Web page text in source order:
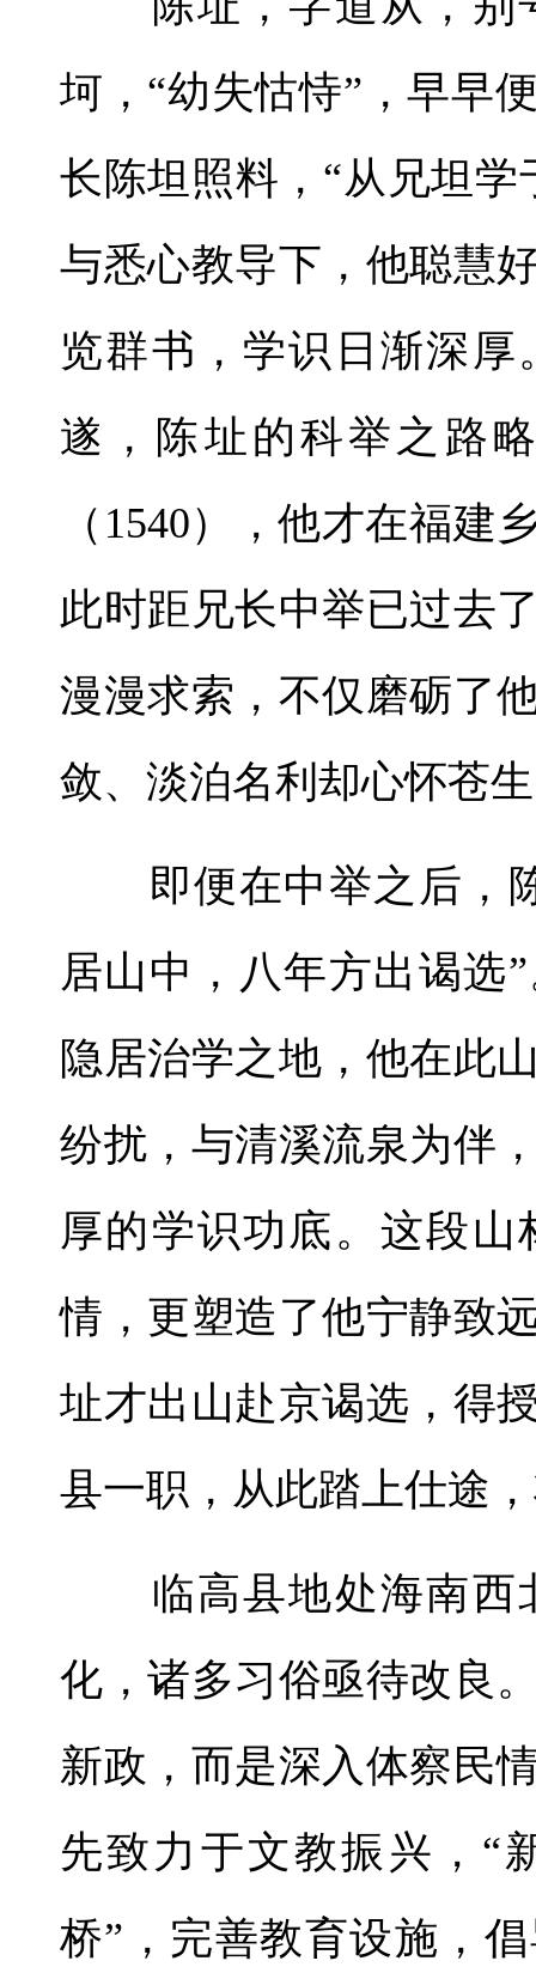
坷，“幼失怙恃”，早早
长陈坦照料，“从兄坦
与悉心教导下，他聪慧
览群书，学识日渐深
遂，陈址的科举之路
（1540），他才在福建
此时距兄长中举已过去
漫漫求索，不仅磨砺了
敛、淡泊名利却心怀苍
即便在中举之后，陈
居山中，八年方出谒选
隐居治学之地，他在此
纷扰，与清溪流泉为伴
厚的学识功底。这段
情，更塑造了他宁静致
址才出山赴京谒选，得
县一职，从此踏上仕途
临高县地处海南西
化，诸多习俗亟待改良
新政，而是深入体察民
先致力于文教振兴，“
桥”，完善教育设施，